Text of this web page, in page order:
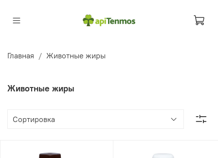
Главная Животные жиры
Животные жиры